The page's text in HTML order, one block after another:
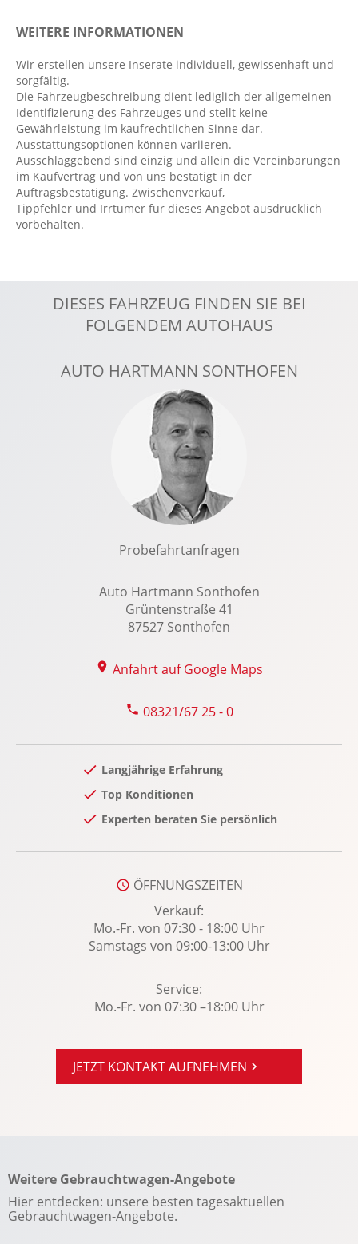
Digitales Kombiinstrument
Dynamische Leuchtweitenregulierung
Einparkhilfe vorn und hinten
Elektr. Stabilitätsprogramm ESP
Fahrer- /Beifahrerairbag
Fahrer-/Beifahrersitz höhenverstellbar
Fahrlichtautomatik
Fensterheber elektrisch 4-fach
Fernlichtassistent
Geschwindigkeitsbegrenzer
Getränkehalter vorn
Handyvorbereitung Bluetooth
Kabelloses Laden für Handys
Klimaautomatik, 2 Zonen
Kopfairbag vorn und hinten
Laderaumabdeckung
LED-Nebelscheinwerfer
LED-Scheinwerfer
LED-Tagfahrlicht
Lenkradheizung
Lenksäule verstellbar
Lordosenstütze Fahrer/Beifahrer
Multifunktions-Lederlenkrad
Notrufsystem
Optikpaket: Body-Styling-Paket
Power KeyFree-Startfunktion
Radio-Navigationssystem: Ford SYNC
Regensensor
Reifendruckkontrolle
Rücksitze klapp- und teilbar
Servolenkung
Sitzheizung Fahrer/Beifahrer
Spracheingabesystem
Spurhalteassistent
WEITERE INFORMATIONEN
Wir erstellen unsere Inserate individuell, gewissenhaft und
sorgfältig.
Die Fahrzeugbeschreibung dient lediglich der allgemeinen
Identifizierung des Fahrzeuges und stellt keine
Gewährleistung im kaufrechtlichen Sinne dar.
Ausstattungsoptionen können variieren.
Ausschlaggebend sind einzig und allein die Vereinbarungen
im Kaufvertrag und von uns bestätigt in der
Auftragsbestätigung. Zwischenverkauf,
Tippfehler und Irrtümer für dieses Angebot ausdrücklich
vorbehalten.
DIESES FAHRZEUG FINDEN SIE BEI
FOLGENDEM AUTOHAUS
AUTO HARTMANN SONTHOFEN
Probefahrtanfragen
Auto Hartmann Sonthofen
Grüntenstraße 41
87527 Sonthofen
Anfahrt auf Google Maps
08321/67 25 - 0
Langjährige Erfahrung
Top Konditionen
Experten beraten Sie persönlich
ÖFFNUNGSZEITEN
Verkauf:
Mo.-Fr. von 07:30 - 18:00 Uhr
Samstags von 09:00-13:00 Uhr
Service:
Mo.-Fr. von 07:30 –18:00 Uhr
JETZT KONTAKT AUFNEHMEN
Weitere Gebrauchtwagen-Angebote
Hier entdecken: unsere besten tagesaktuellen
Gebrauchtwagen-Angebote.